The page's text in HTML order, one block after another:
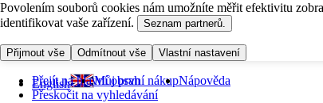
Povolením souborů cookies nám umožníte měřit efektivitu
identifikovat vaše zařízení.
Seznam partnerů.
Přijmout vše Odmítnout vše Vlastní nastavení
Přejít na hlavní obsah
Přeskočit na vyhledávání
English Můj první nákupNápověda